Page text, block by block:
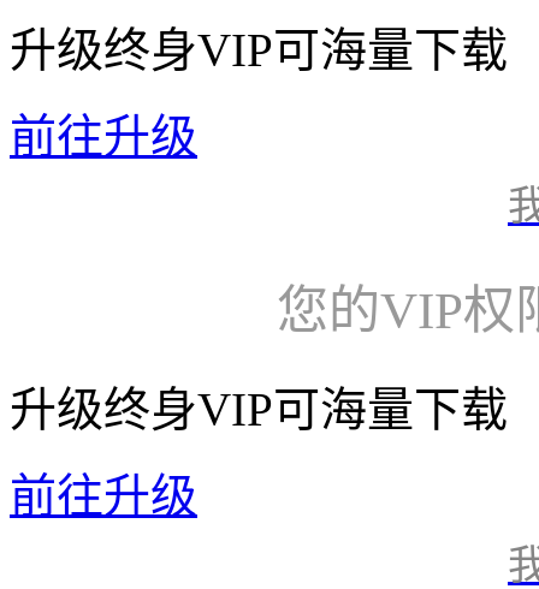
升级终身VIP可海量下载
前往升级
您的VIP权
升级终身VIP可海量下载
前往升级